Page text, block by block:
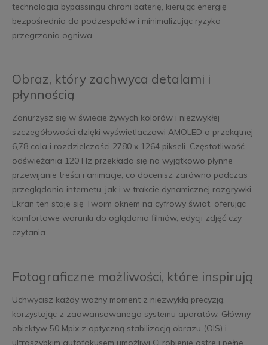
technologia bypassingu chroni baterię, kierując energię
bezpośrednio do podzespołów i minimalizując ryzyko
przegrzania ogniwa.
Obraz, który zachwyca detalami i
płynnością
Zanurzysz się w świecie żywych kolorów i niezwykłej
szczegółowości dzięki wyświetlaczowi AMOLED o przekątnej
6,78 cala i rozdzielczości 2780 x 1264 pikseli. Częstotliwość
odświeżania 120 Hz przekłada się na wyjątkowo płynne
przewijanie treści i animacje, co docenisz zarówno podczas
przeglądania internetu, jak i w trakcie dynamicznej rozgrywki.
Ekran ten staje się Twoim oknem na cyfrowy świat, oferując
komfortowe warunki do oglądania filmów, edycji zdjęć czy
czytania.
Fotograficzne możliwości, które inspirują
Uchwycisz każdy ważny moment z niezwykłą precyzją,
korzystając z zaawansowanego systemu aparatów. Główny
obiektyw 50 Mpix z optyczną stabilizacją obrazu (OIS) i
ultraszybkim autofokusem umożliwi Ci robienie ostre i pełne